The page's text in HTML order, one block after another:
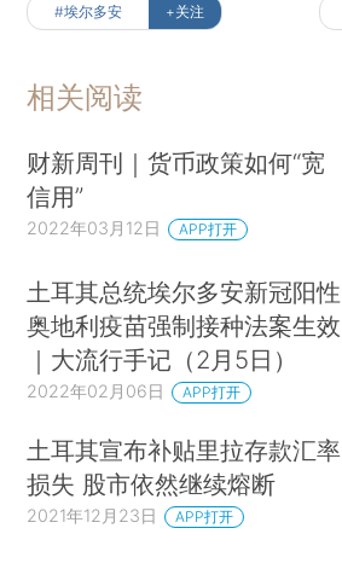
#埃尔多安 +关注
相关阅读
财新周刊｜货币政策如何“宽
信用”
2022年03月12日 APP打开
土耳其总统埃尔多安新冠阳性
奥地利疫苗强制接种法案生效
｜大流行手记（2月5日）
2022年02月06日 APP打开
土耳其宣布补贴里拉存款汇率
损失 股市依然继续熔断
2021年12月23日 APP打开